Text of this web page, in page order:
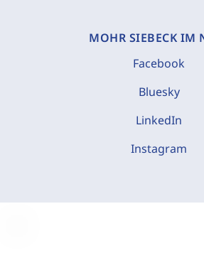
MOHR SIEBECK IM
Facebook
Bluesky
LinkedIn
Instagram